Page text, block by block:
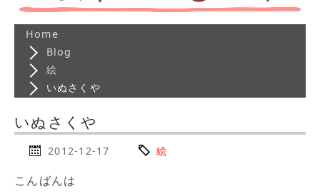
Home
Blog
絵
いぬさくや
いぬさくや
2012-12-17 絵
こんばんは